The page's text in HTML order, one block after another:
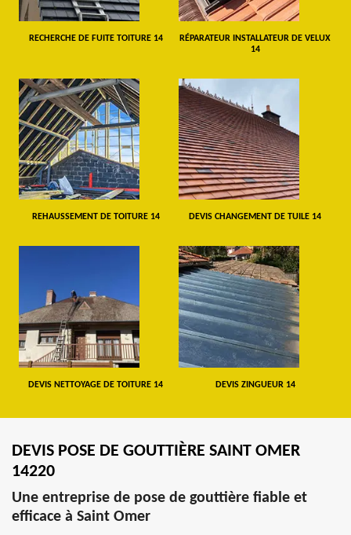
RECHERCHE DE FUITE TOITURE 14
RÉPARATEUR INSTALLATEUR DE VELUX
14
REHAUSSEMENT DE TOITURE 14 DEVIS CHANGEMENT DE TUILE 14
DEVIS NETTOYAGE DE TOITURE 14 DEVIS ZINGUEUR 14
DEVIS POSE DE GOUTTIÈRE SAINT OMER
14220
Une entreprise de pose de gouttière fiable et
efficace à Saint Omer